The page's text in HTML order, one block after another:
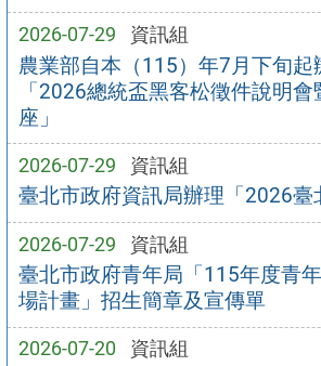
2026-07-29 資訊組
農業部自本（115）年7月下旬起
「2026總統盃黑客松徵件說明
座」
2026-07-29 資訊組
臺北市政府資訊局辦理「2026臺
2026-07-29 資訊組
臺北市政府青年局「115年度青
場計畫」招生簡章及宣傳單
2026-07-20 資訊組